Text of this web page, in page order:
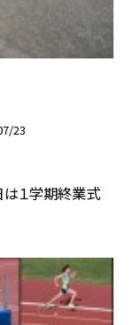
23
は１学期終業式